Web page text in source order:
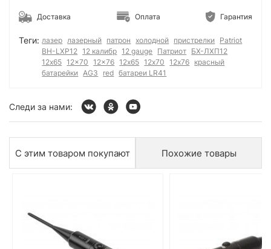
Доставка Оплата Гарантия
Теги: лазер лазерный патрон холодной пристрелки Patriot
BH-LXP12 12 калибр 12 gauge Патриот БХ-ЛХП12
12x65 12x70 12x76 12х65 12х70 12х76 красный
батарейки AG3 red батареи LR41
Следи за нами:
С этим товаром покупают Похожие товары